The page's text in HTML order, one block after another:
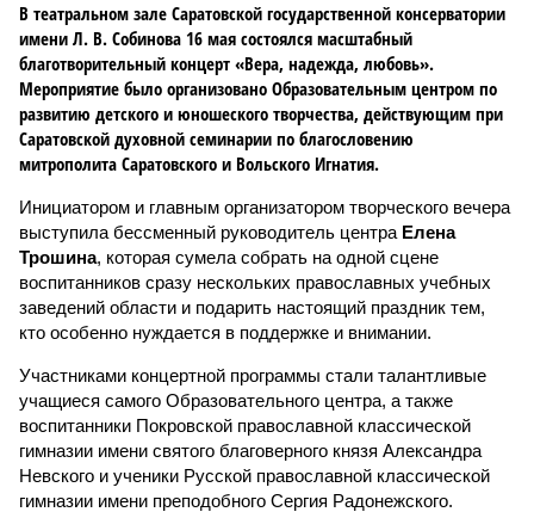
В театральном зале Саратовской государственной консерватории
имени Л. В. Собинова 16 мая состоялся масштабный
благотворительный концерт «Вера, надежда, любовь».
Мероприятие было организовано Образовательным центром по
развитию детского и юношеского творчества, действующим при
Саратовской духовной семинарии по благословению
митрополита Саратовского и Вольского Игнатия.
Инициатором и главным организатором творческого вечера
выступила бессменный руководитель центра Елена
Трошина, которая сумела собрать на одной сцене
воспитанников сразу нескольких православных учебных
заведений области и подарить настоящий праздник тем,
кто особенно нуждается в поддержке и внимании.
Участниками концертной программы стали талантливые
учащиеся самого Образовательного центра, а также
воспитанники Покровской православной классической
гимназии имени святого благоверного князя Александра
Невского и ученики Русской православной классической
гимназии имени преподобного Сергия Радонежского.